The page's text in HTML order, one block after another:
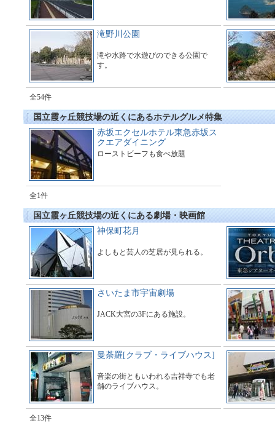
滝野川公園
滝や水路で水遊びのできる公園で
す。
全54件
国立霞ヶ丘競技場の近くにあるホテルグルメ特集
赤坂エクセルホテル東急赤坂ス
クエアダイニング
ローストビーフも食べ放題
全1件
国立霞ヶ丘競技場の近くにある劇場・映画館
神保町花月
よしもと芸人の芝居が見られる。
さいたま市宇宙劇場
JACK大宮の3Fにある施設。
曼荼羅[クラブ・ライブハウス]
音楽の街ともいわれる吉祥寺でも老
舗のライブハウス。
全13件